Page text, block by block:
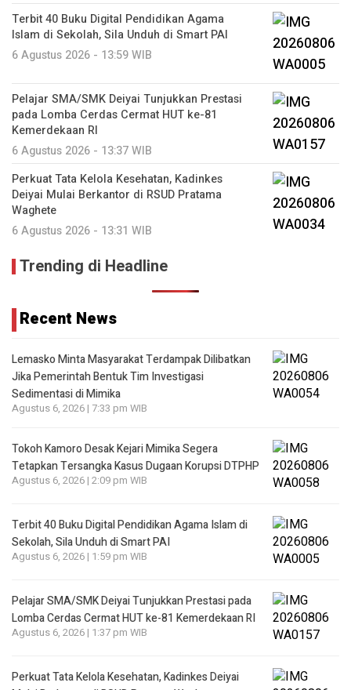
Terbit 40 Buku Digital Pendidikan Agama
Islam di Sekolah, Sila Unduh di Smart PAI
6 Agustus 2026 - 13:59 WIB
Pelajar SMA/SMK Deiyai Tunjukkan Prestasi
pada Lomba Cerdas Cermat HUT ke-81
Kemerdekaan RI
6 Agustus 2026 - 13:37 WIB
Perkuat Tata Kelola Kesehatan, Kadinkes
Deiyai Mulai Berkantor di RSUD Pratama
Waghete
6 Agustus 2026 - 13:31 WIB
Trending di Headline
Recent News
Lemasko Minta Masyarakat Terdampak Dilibatkan
Jika Pemerintah Bentuk Tim Investigasi
Sedimentasi di Mimika
Agustus 6, 2026 | 7:33 pm WIB
Tokoh Kamoro Desak Kejari Mimika Segera
Tetapkan Tersangka Kasus Dugaan Korupsi DTPHP
Agustus 6, 2026 | 2:09 pm WIB
Terbit 40 Buku Digital Pendidikan Agama Islam di
Sekolah, Sila Unduh di Smart PAI
Agustus 6, 2026 | 1:59 pm WIB
Pelajar SMA/SMK Deiyai Tunjukkan Prestasi pada
Lomba Cerdas Cermat HUT ke-81 Kemerdekaan RI
Agustus 6, 2026 | 1:37 pm WIB
Perkuat Tata Kelola Kesehatan, Kadinkes Deiyai